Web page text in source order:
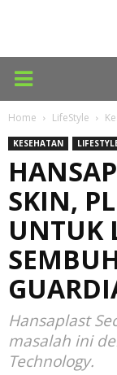
Home LifeStyle
KESEHATAN
SKIN,
UNTUK
Hansaplast
masalah ini
Technology.